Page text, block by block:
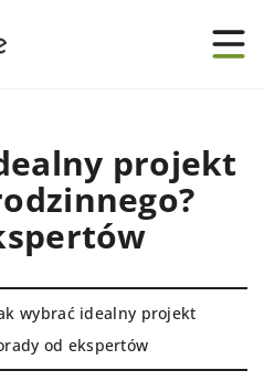
projekt
wybrać idealny projekt
od ekspertów